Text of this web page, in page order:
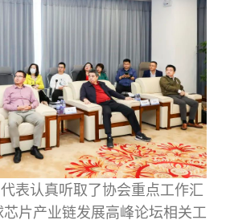
表认真听取了协会重点工作汇
片产业链发展高峰论坛相关工